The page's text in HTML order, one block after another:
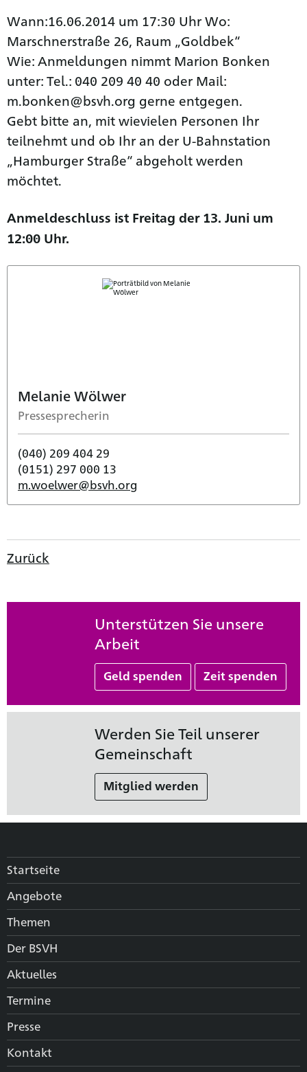
Wann:16.06.2014 um 17:30 Uhr Wo:
Marschnerstraße 26, Raum „Goldbek“
Wie: Anmeldungen nimmt Marion Bonken
unter: Tel.: 040 209 40 40 oder Mail:
m.bonken@bsvh.org gerne entgegen.
Gebt bitte an, mit wievielen Personen Ihr
teilnehmt und ob Ihr an der U-Bahnstation
„Hamburger Straße“ abgeholt werden
möchtet.
Anmeldeschluss ist Freitag der 13. Juni um
12:00 Uhr.
Melanie Wölwer
Pressesprecherin
(040) 209 404 29
(0151) 297 000 13
m.woelwer@bsvh.org
Zurück
Unterstützen Sie unsere
Arbeit
Geld spenden Zeit spenden
Werden Sie Teil unserer
Gemeinschaft
Mitglied werden
Startseite
Angebote
Themen
Der BSVH
Aktuelles
Termine
Presse
Kontakt